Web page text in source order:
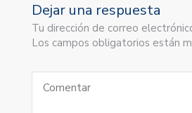
Dejar una respuesta
Tu dirección de correo
Los campos obligatorios están